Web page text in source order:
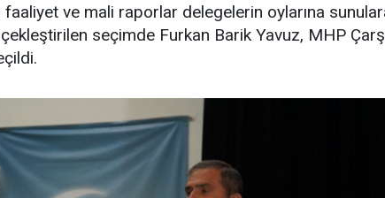
faaliyet ve mali raporlar delegelerin oylarına
seçimde Furkan Barik Yavuz, MHP